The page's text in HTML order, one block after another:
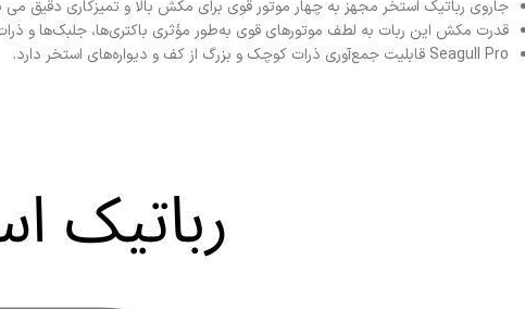
جاروی رباتیک استخر مجهز به چهار موتور قوی برای مکش بالا و تمیزکاری دقیق می
قدرت مکش این ربات به لطف موتورهای قوی به‌طور مؤثری باکتری‌ها، جلبک‌ها و
Seagull Pro قابلیت جمع‌آوری ذرات کوچک و بزرگ از کف و دیواره‌های استخر دارد.